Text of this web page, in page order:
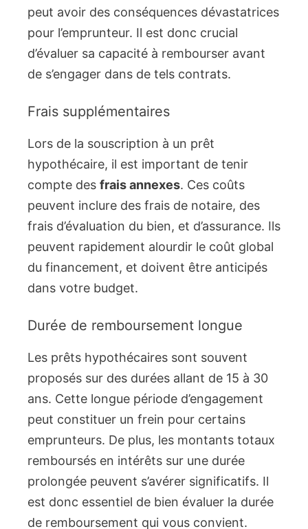
peut avoir des conséquences dévastatrices
pour l’emprunteur. Il est donc crucial
d’évaluer sa capacité à rembourser avant
de s’engager dans de tels contrats.
Frais supplémentaires
Lors de la souscription à un prêt
hypothécaire, il est important de tenir
compte des frais annexes. Ces coûts
peuvent inclure des frais de notaire, des
frais d’évaluation du bien, et d’assurance. Ils
peuvent rapidement alourdir le coût global
du financement, et doivent être anticipés
dans votre budget.
Durée de remboursement longue
Les prêts hypothécaires sont souvent
proposés sur des durées allant de 15 à 30
ans. Cette longue période d’engagement
peut constituer un frein pour certains
emprunteurs. De plus, les montants totaux
remboursés en intérêts sur une durée
prolongée peuvent s’avérer significatifs. Il
est donc essentiel de bien évaluer la durée
de remboursement qui vous convient.